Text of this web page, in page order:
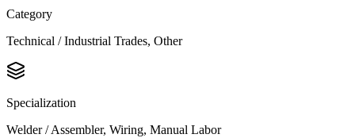
Category
Technical / Industrial Trades, Other
Specialization
Welder / Assembler, Wiring, Manual Labor